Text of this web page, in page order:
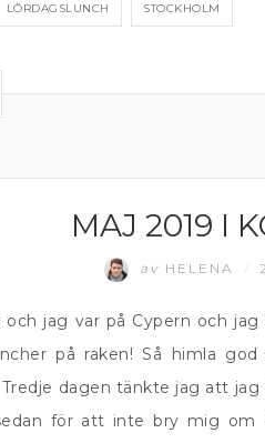
LÖRDAGSLUNCH STOCKHOLM
MAJ 2019 I
av HELENA
och jag var på Cypern och
på raken! Så himla
dagen tänkte jag att
för att inte bry mig om